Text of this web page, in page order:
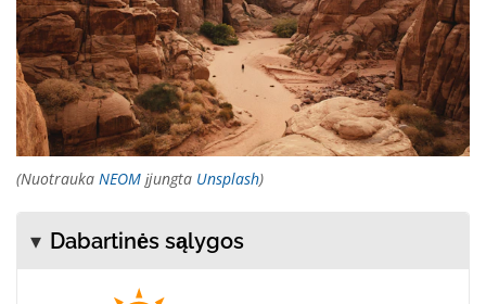
(Nuotrauka NEOM įjungta Unsplash)
Dabartinės sąlygos